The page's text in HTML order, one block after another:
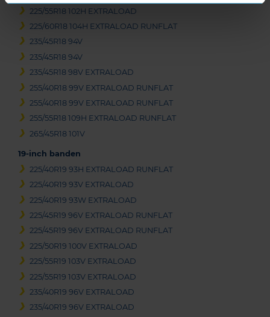
225/55R18 102H EXTRALOAD
225/60R18 104H EXTRALOAD RUNFLAT
235/45R18 94V
235/45R18 94V
235/45R18 98V EXTRALOAD
255/40R18 99V EXTRALOAD RUNFLAT
255/40R18 99V EXTRALOAD RUNFLAT
255/55R18 109H EXTRALOAD RUNFLAT
265/45R18 101V
19-inch banden
225/40R19 93H EXTRALOAD RUNFLAT
225/40R19 93V EXTRALOAD
225/40R19 93W EXTRALOAD
225/45R19 96V EXTRALOAD RUNFLAT
225/45R19 96V EXTRALOAD RUNFLAT
225/50R19 100V EXTRALOAD
225/55R19 103V EXTRALOAD
225/55R19 103V EXTRALOAD
235/40R19 96V EXTRALOAD
235/40R19 96V EXTRALOAD